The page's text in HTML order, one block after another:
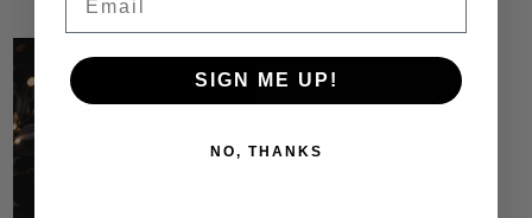
SIGN ME UP!
NO, THANKS